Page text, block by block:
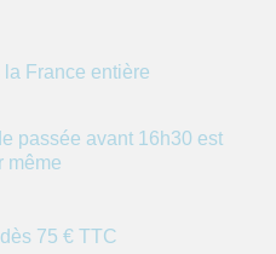
la France entière
passée avant 16h30 est
même
75 € TTC